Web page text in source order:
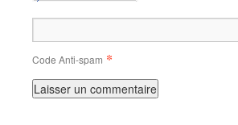
Code Anti-spam *